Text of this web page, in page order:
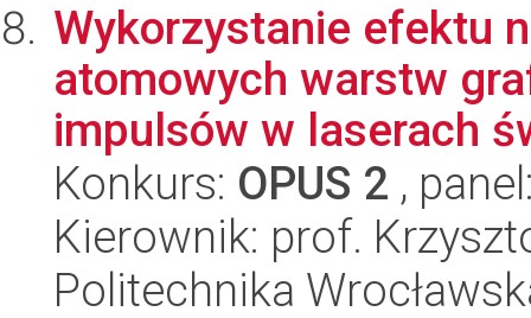
Wykorzystanie efektu
atomowych warstw
impulsów w laserach
Konkurs: OPUS 2 ,
Kierownik: prof.
Politechnika